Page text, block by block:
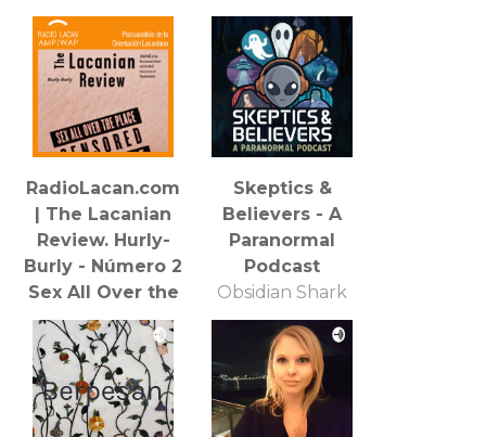
RadioLacan.com
| The Lacanian
Review. Hurly-
Burly - Número 2
Sex All Over the
Place [Sexo por
todas partes]:
Entrevista con
Skeptics &
Believers - A
Paranormal
Podcast
Obsidian Shark
Productions